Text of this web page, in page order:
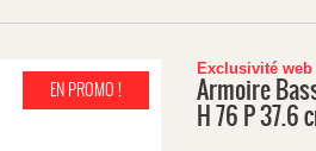
EN PROMO !
Exclusivité web
Armoire
H 76 P 37.6